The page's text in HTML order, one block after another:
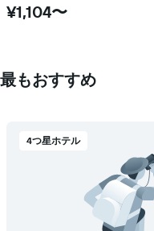
¥1,104〜
最もおすすめ
4つ星ホテル